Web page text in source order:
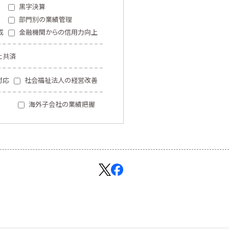
黒字決算
部門別の業績管理
金融機関からの信用力向上
共済
応 社会福祉法人の経営改善
海外子会社の業績把握